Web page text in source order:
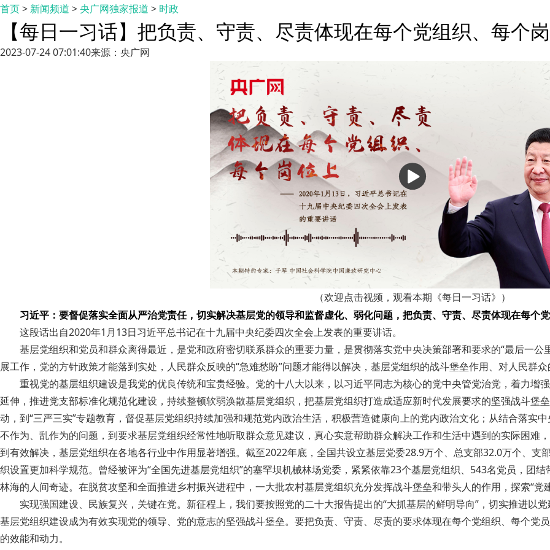
首页> 新闻频道 >央广网独家报道 > 时政
【每日一习话】把负责、守责、尽责体现在每个党组织、每个
2023-07-24 07:01:40来源：央广网
播
放
（欢迎点击视频，观看本期《每日一习话》）
习近平：要督促落实全面从严治党责任，切实解决基层党的领导和监督虚化、弱化问题，把负责、守责、尽责体现在每个
这段话出自2020年1月13日习近平总书记在十九届中央纪委四次全会上发表的重要讲话。
基层党组织和党员和群众离得最近，是党和政府密切联系群众的重要力量，是贯彻落实党中央决策部署和要求的“最后一
展工作，党的方针政策才能落到实处，人民群众反映的“急难愁盼”问题才能得以解决，基层党组织的战斗堡垒作用、对人民群
重视党的基层组织建设是我党的优良传统和宝贵经验。党的十八大以来，以习近平同志为核心的党中央管党治党，着力增
延伸，推进党支部标准化规范化建设，持续整顿软弱涣散基层党组织，把基层党组织打造成适应新时代发展要求的坚强战斗堡
动，到“三严三实”专题教育，督促基层党组织持续加强和规范党内政治生活，积极营造健康向上的党内政治文化；从结合落实
不作为、乱作为的问题，到要求基层党组织经常性地听取群众意见建议，真心实意帮助群众解决工作和生活中遇到的实际困难
到有效解决，基层党组织在各地各行业中作用显著增强。截至2022年底，全国共设立基层党委28.9万个、总支部32.0万个、
织设置更加科学规范。曾经被评为“全国先进基层党组织”的塞罕坝机械林场党委，紧紧依靠23个基层党组织、543名党员，团
林海的人间奇迹。在脱贫攻坚和全面推进乡村振兴进程中，一大批农村基层党组织充分发挥战斗堡垒和带头人的作用，探索“
实现强国建设、民族复兴，关键在党。新征程上，我们要按照党的二十大报告提出的“大抓基层的鲜明导向”，切实推进以
基层党组织建设成为有效实现党的领导、党的意志的坚强战斗堡垒。要把负责、守责、尽责的要求体现在每个党组织、每个党
的效能和动力。